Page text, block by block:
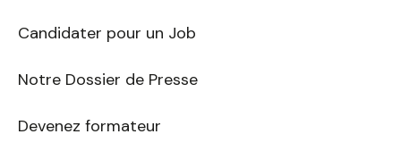
Candidater pour un Job
Notre Dossier de Presse
Devenez formateur